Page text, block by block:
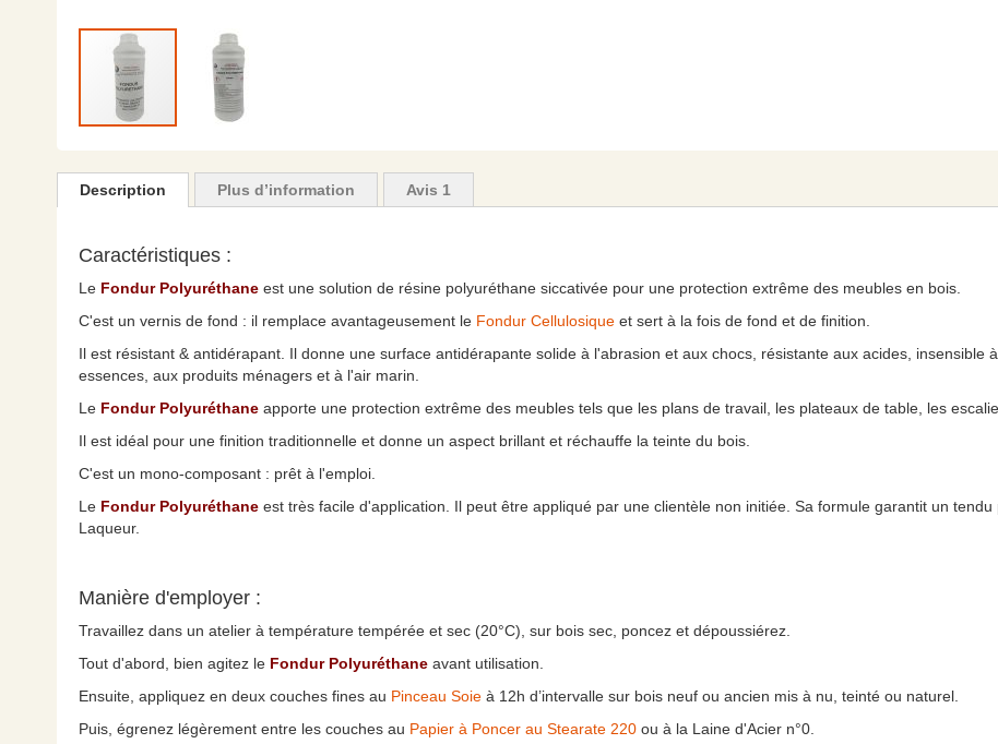
the
beginning
the
gallery
Description
Caractéristiques :
Le Fondur Polyuréthane est une solution de résine polyuréthane siccativée pour une protection extrême des meubles en bois.
C'est un vernis de fond : il remplace avantageusement le Fondur Cellulosique et sert à la fois de fond et de finition.
Il est résistant & antidérapant. Il donne une surface antidérapante solide à l'abrasion et aux chocs, résistante aux acides, insensible
essences, aux produits ménagers et à l'air marin.
Le Fondur Polyuréthane apporte une protection extrême des meubles tels que les plans de travail, les plateaux de table, les
Il est idéal pour une finition traditionnelle et donne un aspect brillant et réchauffe la teinte du bois.
C'est un mono-composant : prêt à l'emploi.
Le Fondur Polyuréthane est très facile d'application. Il peut être appliqué par une clientèle non initiée. Sa formule garantit un
Laqueur.
Manière d'employer :
Travaillez dans un atelier à température tempérée et sec (20°C), sur bois sec, poncez et dépoussiérez.
Tout d'abord, bien agitez le Fondur Polyuréthane avant utilisation.
Ensuite, appliquez en deux couches fines au Pinceau Soie à 12h d’intervalle sur bois neuf ou ancien mis à nu, teinté ou naturel.
Puis, égrenez légèrement entre les couches au Papier à Poncer au Stearate 220 ou à la Laine d'Acier n°0.
Plus d’information Avis 1